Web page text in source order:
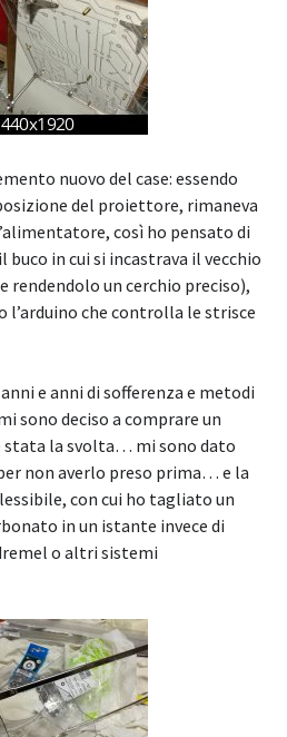
nuovo del case: essendo
del proiettore, rimaneva
così ho pensato di
in cui si incastrava il vecchio
un cerchio preciso),
che controlla le strisce
e anni di sofferenza e metodi
sono deciso a comprare un
stata la svolta… mi sono dato
non averlo preso prima… e la
con cui ho tagliato un
in un istante invece di
o altri sistemi